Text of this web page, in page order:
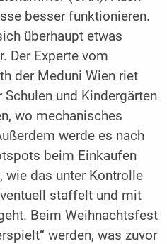
besser funktionieren.
überhaupt etwas
Der Experte vom
der Meduni Wien riet
und Kindergärten
wo mechanisches
werde es nach
beim Einkaufen
wie das unter Kontrolle
staffelt und mit
Beim Weihnachtsfest
werden, was zuvor